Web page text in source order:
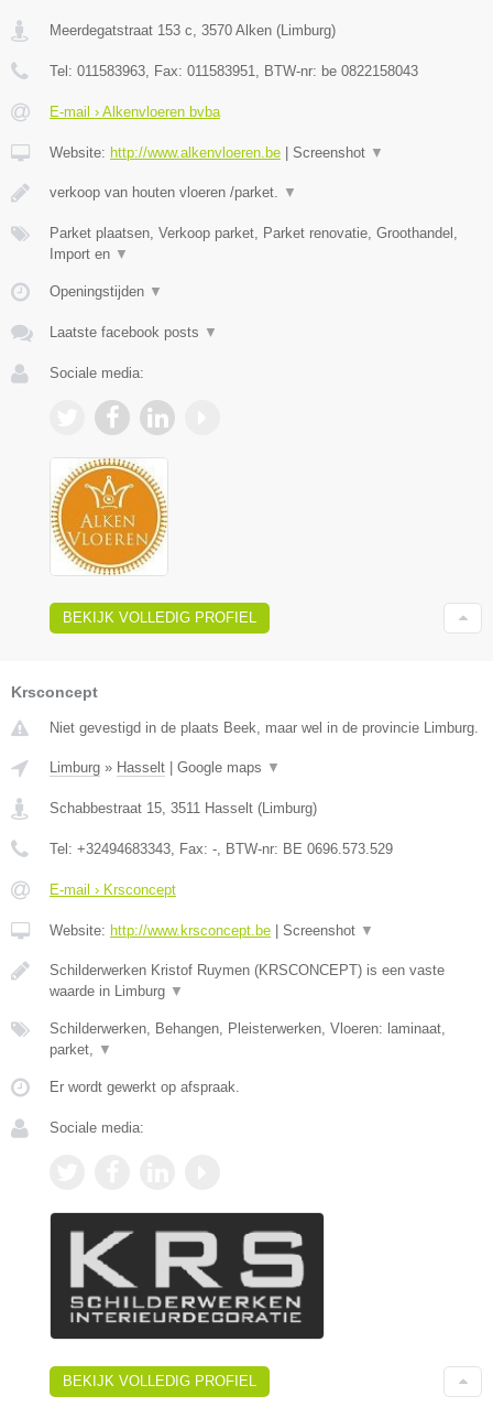
Meerdegatstraat 153 c, 3570 Alken (Limburg)
Tel: 011583963, Fax: 011583951, BTW-nr: be 0822158043
E-mail › Alkenvloeren bvba
Website: http://www.alkenvloeren.be Screenshot ▼
verkoop van houten vloeren /parket. ▼
Parket plaatsen, Verkoop parket, Parket renovatie, Groothandel,
Import en ▼
Openingstijden ▼
Laatste facebook posts ▼
Sociale media:
BEKIJK VOLLEDIG PROFIEL
Krsconcept
Niet gevestigd in de plaats Beek, maar wel in de provincie Limburg.
Limburg » Hasselt Google maps ▼
Schabbestraat 15, 3511 Hasselt (Limburg)
Tel: +32494683343, Fax: -, BTW-nr: BE 0696.573.529
E-mail › Krsconcept
Website: http://www.krsconcept.be Screenshot ▼
Schilderwerken Kristof Ruymen (KRSCONCEPT) is een vaste
waarde in Limburg ▼
Schilderwerken, Behangen, Pleisterwerken, Vloeren: laminaat,
parket, ▼
Er wordt gewerkt op afspraak.
Sociale media:
BEKIJK VOLLEDIG PROFIEL